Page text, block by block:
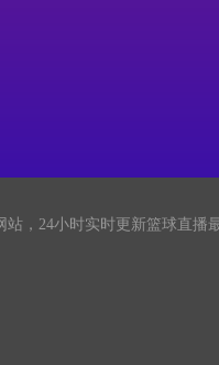
，24小时实时更新篮球直